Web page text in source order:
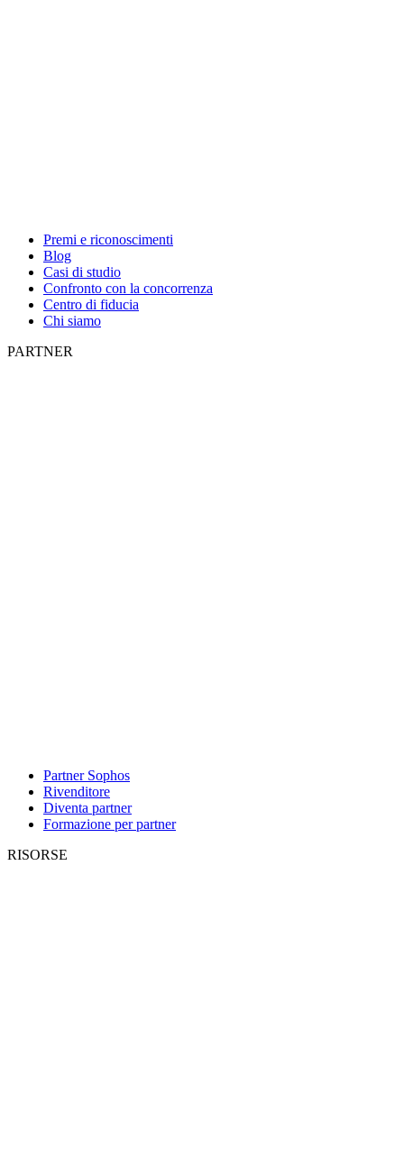
Premi e riconoscimenti
Blog
Casi di studio
Confronto con la concorrenza
Centro di fiducia
Chi siamo
PARTNER
Partner Sophos
Rivenditore
Diventa partner
Formazione per partner
RISORSE